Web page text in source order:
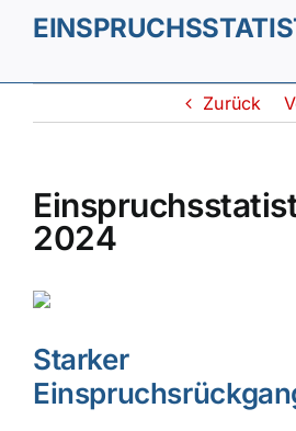
Zurück
2024
Starker